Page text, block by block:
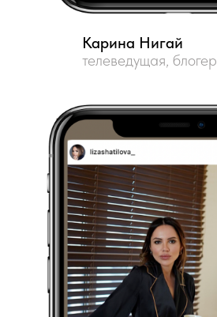
Карина Нигай
телеведущая, блогер